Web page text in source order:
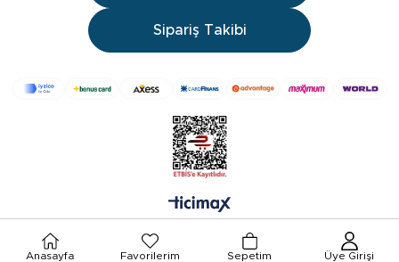
Sipariş Takibi
Anasayfa Favorilerim Sepetim Üye Girişi